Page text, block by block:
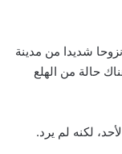
شديدا من مدينة
حالة من الهلع
لكنه لم يرد.